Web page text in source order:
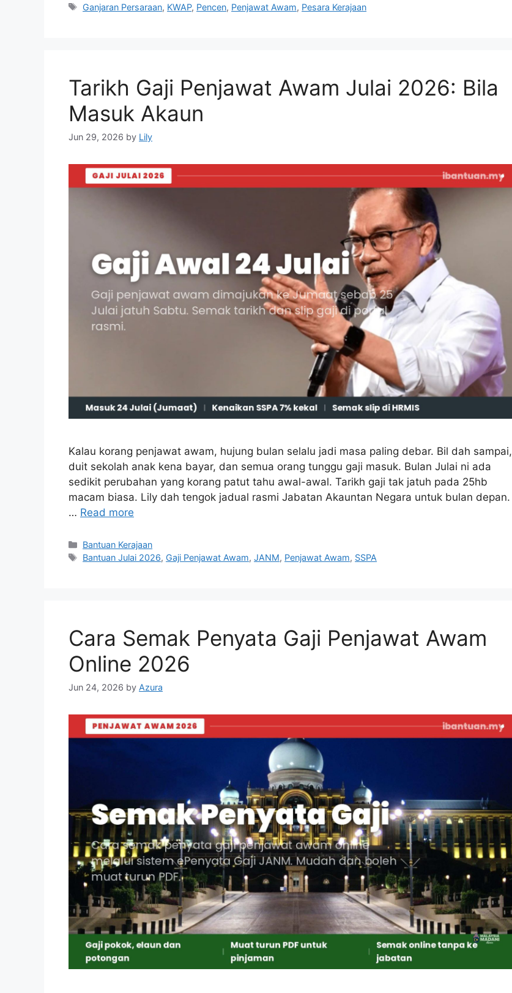
Tags
Ganjaran Persaraan, KWAP, Pencen, Penjawat Awam, Pesara Kerajaan
Tarikh Gaji Penjawat Awam Julai 2026: Bila
Masuk Akaun
Jun 29, 2026 by Lily
Kalau korang penjawat awam, hujung bulan selalu jadi masa paling debar. Bil dah sampai,
duit sekolah anak kena bayar, dan semua orang tunggu gaji masuk. Bulan Julai ni ada
sedikit perubahan yang korang patut tahu awal-awal. Tarikh gaji tak jatuh pada 25hb
macam biasa. Lily dah tengok jadual rasmi Jabatan Akauntan Negara untuk bulan depan.
… Read more
Categories
Bantuan Kerajaan
Tags
Bantuan Julai 2026, Gaji Penjawat Awam,JANM, Penjawat Awam, SSPA
Cara Semak Penyata Gaji Penjawat Awam
Online 2026
Jun 24, 2026 by Azura